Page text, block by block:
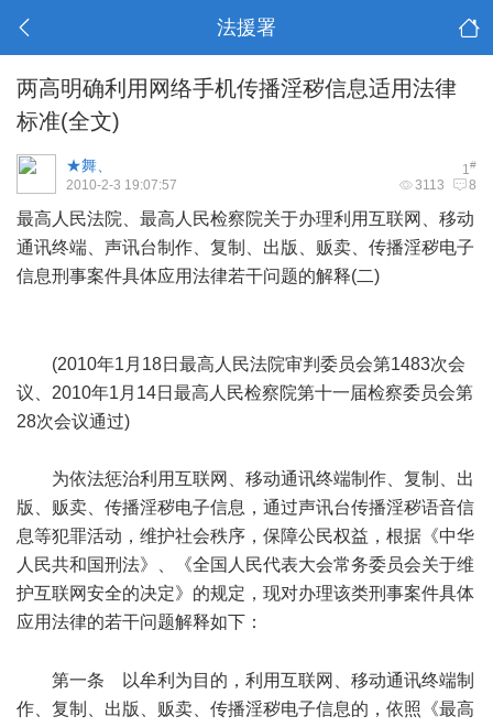
法援署
两高明确利用网络手机传播淫秽信息适用法律
标准(全文)
1#
★舞、
3113 8
2010-2-3 19:07:57
最高人民法院、最高人民检察院关于办理利用互联网、移动
通讯终端、声讯台制作、复制、出版、贩卖、传播淫秽电子
信息刑事案件具体应用法律若干问题的解释(二)
(2010年1月18日最高人民法院审判委员会第1483次会
议、2010年1月14日最高人民检察院第十一届检察委员会第
28次会议通过)
为依法惩治利用互联网、移动通讯终端制作、复制、出
版、贩卖、传播淫秽电子信息，通过声讯台传播淫秽语音信
息等犯罪活动，维护社会秩序，保障公民权益，根据《中华
人民共和国刑法》、《全国人民代表大会常务委员会关于维
护互联网安全的决定》的规定，现对办理该类刑事案件具体
应用法律的若干问题解释如下：
第一条 以牟利为目的，利用互联网、移动通讯终端制
作、复制、出版、贩卖、传播淫秽电子信息的，依照《最高